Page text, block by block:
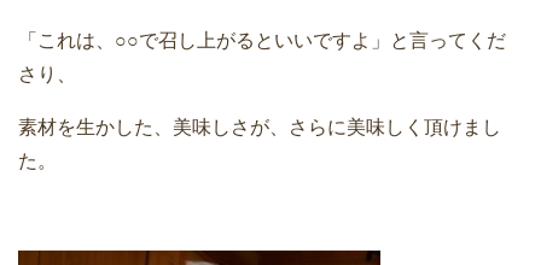
「これは、○○で召し上がるといいですよ」と言ってくだ
さり、
素材を生かした、美味しさが、さらに美味しく頂けまし
た。